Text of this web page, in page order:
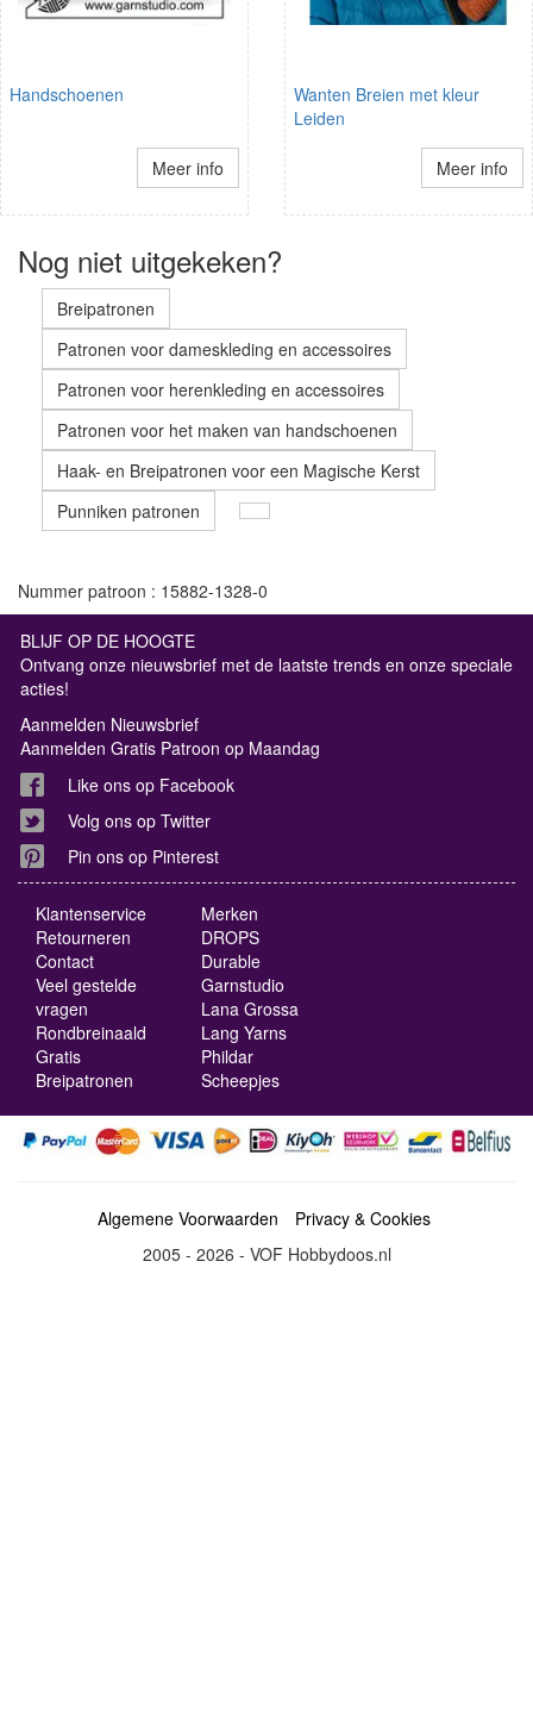
Handschoenen
Meer info
Wanten Breien met kleur
Leiden
Meer info
Nog niet uitgekeken?
Breipatronen
Patronen voor dameskleding en accessoires
Patronen voor herenkleding en accessoires
Patronen voor het maken van handschoenen
Haak- en Breipatronen voor een Magische Kerst
Punniken patronen
Nummer patroon : 15882-1328-0
BLIJF OP DE HOOGTE
Ontvang onze nieuwsbrief met de laatste trends en onze speciale
acties!
Aanmelden Nieuwsbrief
Aanmelden Gratis Patroon op Maandag
Like ons op Facebook
Volg ons op Twitter
Pin ons op Pinterest
Klantenservice
Retourneren
Contact
Veel gestelde
vragen
Rondbreinaald
Gratis
Breipatronen
Merken
DROPS
Durable
Garnstudio
Lana Grossa
Lang Yarns
Phildar
Scheepjes
Algemene Voorwaarden
Privacy & Cookies
2005 - 2026 - VOF Hobbydoos.nl